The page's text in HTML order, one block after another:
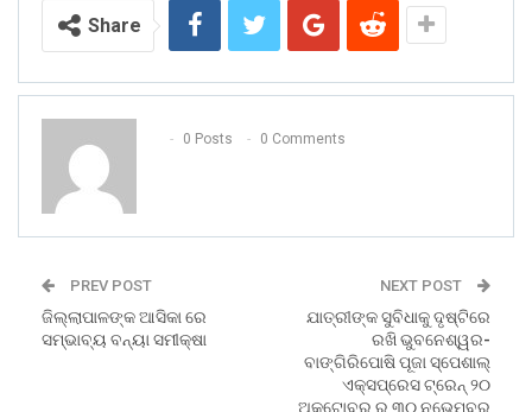
Share
0 Posts 0 Comments
PREV POST
ଜିଲ୍ଲାପାଳଙ୍କ ଆସିକା ରେ
ସମ୍ଭାବ୍ୟ ବନ୍ୟା ସମୀକ୍ଷା
NEXT POST
ଯାତ୍ରୀଙ୍କ ସୁବିଧାକୁ ଦୃଷ୍ଟିରେ
ରଖି ଭୁବନେଶ୍ୱର-
ବାଙ୍ଗିରିପୋଷି ପୂଜା ସ୍ପେଶାଲ୍
ଏକ୍ସପ୍ରେସ ଟ୍ରେନ୍ ୨୦
ଅକ୍ଟୋବର ରୁ ୩୦ ନଭେମ୍ବର